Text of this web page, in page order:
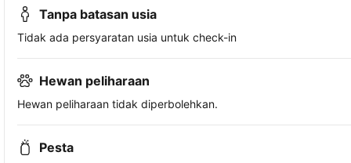
Tanpa batasan usia
Tidak ada persyaratan usia untuk check-in
Hewan peliharaan
Hewan peliharaan tidak diperbolehkan.
Pesta